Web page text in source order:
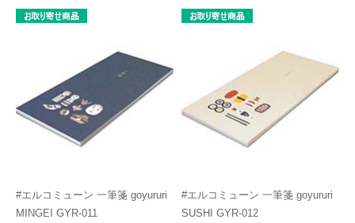
#エルコミューン 一筆箋 goyururi
MINGEI GYR-011
#エルコミューン 一筆箋 goyururi
SUSHI GYR-012